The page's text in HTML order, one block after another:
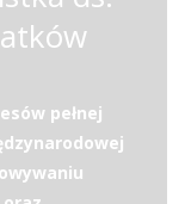
pełnej